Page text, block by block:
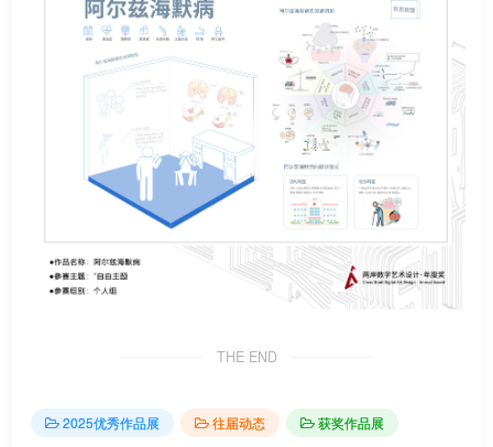
THE END
2025优秀作品展 往届动态 获奖作品展